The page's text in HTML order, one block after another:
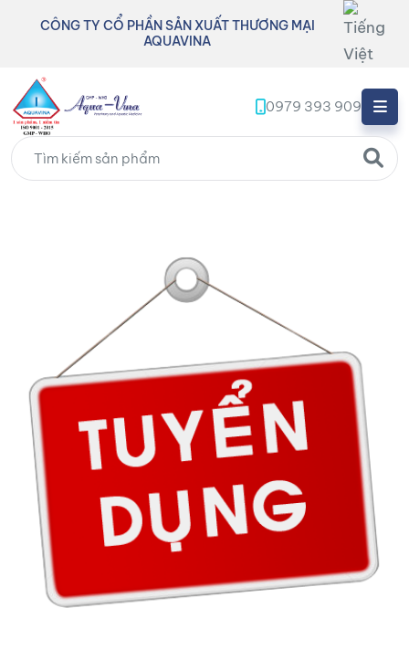
CÔNG TY CỔ PHẦN SẢN XUẤT THƯƠNG MẠI
AQUAVINA
0979 393 909